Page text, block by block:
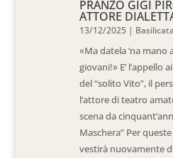
PRANZO GIGI
ATTORE
13/12/2025 |
«Ma datela ‘na mano
giovani!» E’ l’appello
del “solito Vito”, il
l’attore di teatro
scena da
Maschera” Per
vestirà nuovamente